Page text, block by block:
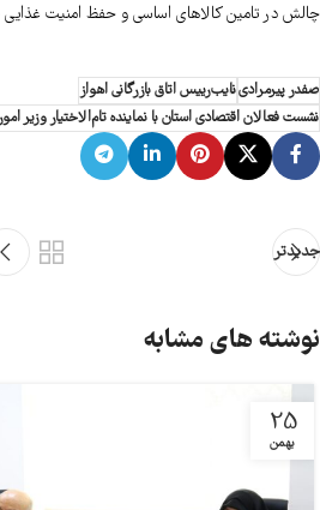
چالش در تامین کالاهای اساسی و حفظ امنیت غذایی
صفدر پیرمرادینایب‌رییس اتاق بازرگانی اهواز
نشست فعالان اقتصادی استان با نماینده تام‌الاختیار وزیر
جدیدتر
نوشته های مشابه
25
بهمن